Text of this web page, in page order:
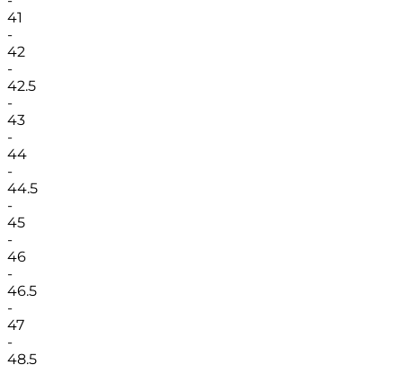
41
-
42
-
42.5
-
43
-
44
-
44.5
-
45
-
46
-
46.5
-
47
-
48.5